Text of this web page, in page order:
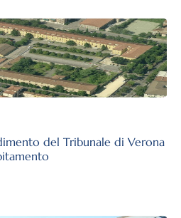
del Tribunale di Verona